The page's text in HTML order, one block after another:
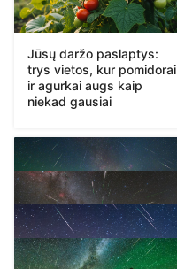
Jūsų daržo paslaptys:
trys vietos, kur pomidorai
ir agurkai augs kaip
niekad gausiai